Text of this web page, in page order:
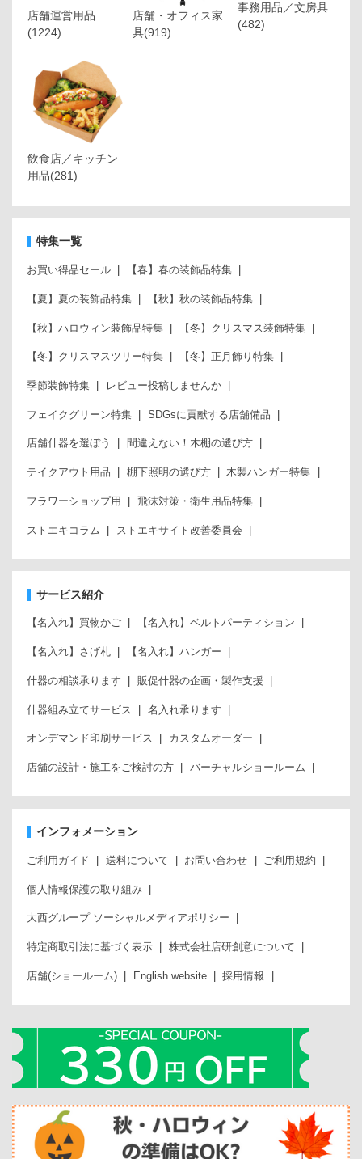
店舗運営用品
(1224)
店舗・オフィス家
具(919)
事務用品／文房具
(482)
飲食店／キッチン
用品(281)
特集一覧
お買い得品セール 【春】春の装飾品特集
【夏】夏の装飾品特集 【秋】秋の装飾品特集
【秋】ハロウィン装飾品特集 【冬】クリスマス装飾特集
【冬】クリスマスツリー特集 【冬】正月飾り特集
季節装飾特集 レビュー投稿しませんか
フェイクグリーン特集 SDGsに貢献する店舗備品
店舗什器を選ぼう 間違えない！木棚の選び方
テイクアウト用品 棚下照明の選び方 木製ハンガー特集
フラワーショップ用 飛沫対策・衛生用品特集
ストエキコラム ストエキサイト改善委員会
サービス紹介
【名入れ】買物かご 【名入れ】ベルトパーティション
【名入れ】さげ札 【名入れ】ハンガー
什器の相談承ります 販促什器の企画・製作支援
什器組み立てサービス 名入れ承ります
オンデマンド印刷サービス カスタムオーダー
店舗の設計・施工をご検討の方 バーチャルショールーム
インフォメーション
ご利用ガイド 送料について お問い合わせ ご利用規約
個人情報保護の取り組み
大西グループ ソーシャルメディアポリシー
特定商取引法に基づく表示 株式会社店研創意について
店舗(ショールーム) English website 採用情報